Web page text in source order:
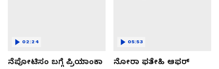
ನೆಪೋಟಿಸಂ ಬಗ್ಗೆ ಪ್ರಿಯಾಂಕಾ
02:24
ನೋರಾ ಫತೇಹಿ ಆಫರ್​
05:53